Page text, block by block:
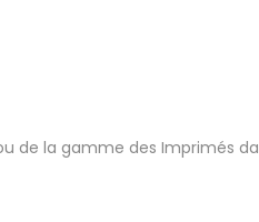
de la gamme des Imprimés